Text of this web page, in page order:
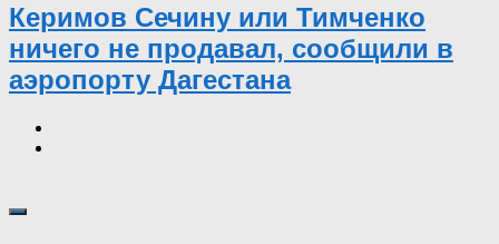
Керимов Сечину или Тимченко
ничего не продавал, сообщили в
аэропорту Дагестана